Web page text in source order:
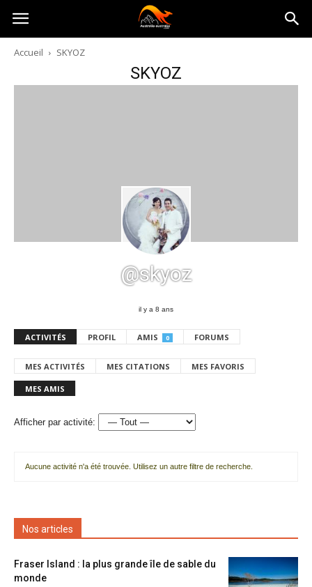
Australia-
australie.com
Accueil SKYOZ
SKYOZ
@skyoz
il y a 8 ans
ACTIVITÉS PROFIL AMIS 0 FORUMS
MES ACTIVITÉS MES CITATIONS MES FAVORIS
MES AMIS
Afficher par activité:
Aucune activité n'a été trouvée. Utilisez un autre filtre de recherche.
Nos articles
Fraser Island : la plus grande île de sable du
monde